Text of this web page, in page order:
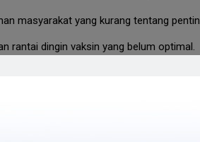
masyarakat yang kurang tentang
rantai dingin vaksin yang belum optimal.
penyakit yang dapat dicegah dengan
belum optimal.